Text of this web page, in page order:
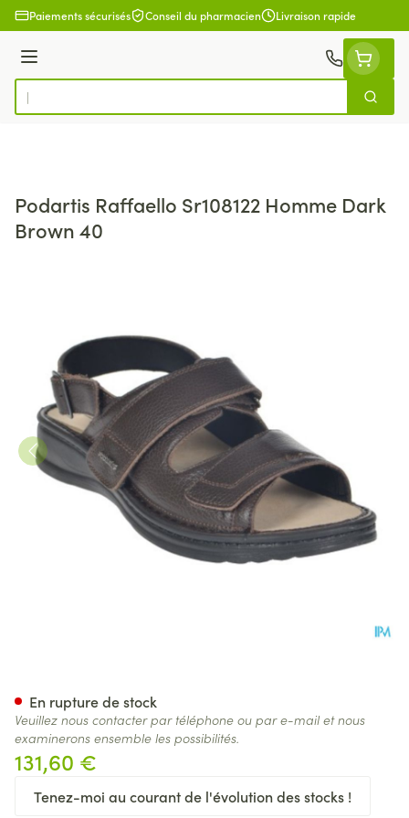
Aller au contenu
Paiements sécurisés Conseil du pharmacien Livraison rapide
Menu
Rechercher
Podartis Raffaello Sr108122 Homme Dark
Brown 40
131,60 €
Tenez-moi au courant de l'évolution des stocks !
En rupture de stock
Veuillez nous contacter par téléphone ou par e-mail et nous
examinerons ensemble les possibilités.